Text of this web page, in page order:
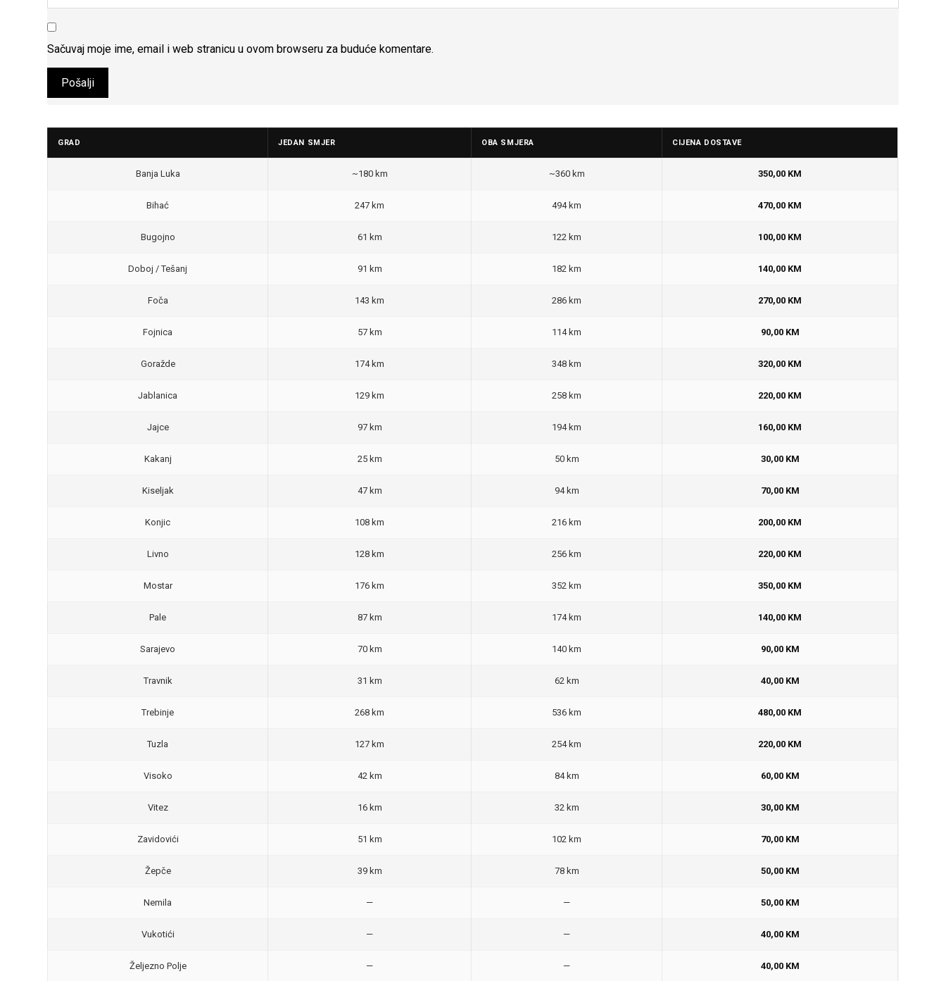
Sačuvaj moje ime, email i web stranicu u ovom browseru za buduće komentare.
GRAD JEDAN SMJER OBA SMJERA CIJENA DOSTAVE
Banja Luka ~180 km ~360 km 350,00 KM
Bihać 247 km 494 km 470,00 KM
Bugojno 61 km 122 km 100,00 KM
Doboj / Tešanj 91 km 182 km 140,00 KM
Foča 143 km 286 km 270,00 KM
Fojnica 57 km 114 km 90,00 KM
Goražde 174 km 348 km 320,00 KM
Jablanica 129 km 258 km 220,00 KM
Jajce 97 km 194 km 160,00 KM
Kakanj 25 km 50 km 30,00 KM
Kiseljak 47 km 94 km 70,00 KM
Konjic 108 km 216 km 200,00 KM
Livno 128 km 256 km 220,00 KM
Mostar 176 km 352 km 350,00 KM
Pale 87 km 174 km 140,00 KM
Sarajevo 70 km 140 km 90,00 KM
Travnik 31 km 62 km 40,00 KM
Trebinje 268 km 536 km 480,00 KM
Tuzla 127 km 254 km 220,00 KM
Visoko 42 km 84 km 60,00 KM
Vitez 16 km 32 km 30,00 KM
Zavidovići 51 km 102 km 70,00 KM
Žepče 39 km 78 km 50,00 KM
Nemila — — 50,00 KM
Vukotići — — 40,00 KM
Željezno Polje — — 40,00 KM